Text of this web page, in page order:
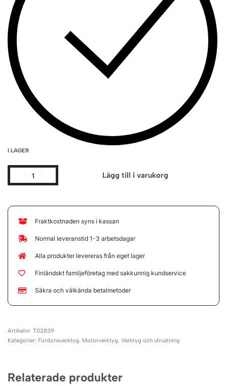
I LAGER
Lägg till i varukorg
Fraktkostnaden syns i kassan
Normal leveranstid 1-3 arbetsdagar
Alla produkter levereras från eget lager
Finländskt familjeföretag med sakkunnig kundservice
Säkra och välkända betalmetoder
T02839
Kategorier: Fordonsverktyg, Motorverktyg, Verktyg och utrustning
Relaterade produkter